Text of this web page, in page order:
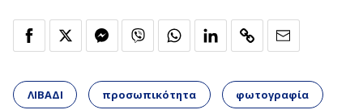
ΛΙΒΑΔΙ προσωπικότητα φωτογραφία